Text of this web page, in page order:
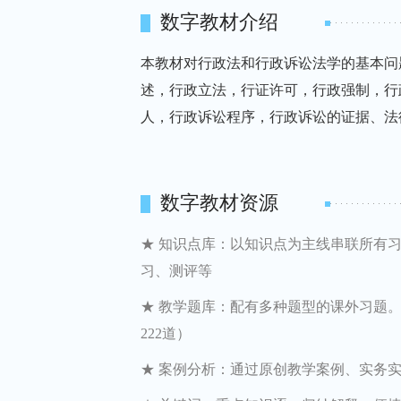
数字教材介绍
本教材对行政法和行政诉讼法学的基本
述，行政立法，行证许可，行政强制，
人，行政诉讼程序，行政诉讼的证据、
数字教材资源
★ 知识点库：以知识点为主线串联所有
习、测评等
★ 教学题库：配有多种题型的课外习题
222道）
★ 案例分析：通过原创教学案例、实务